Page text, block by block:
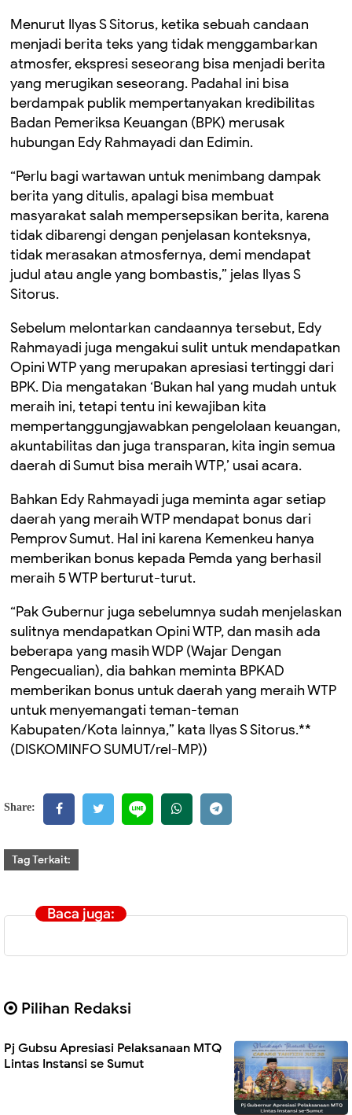
Menurut Ilyas S Sitorus, ketika sebuah candaan
menjadi berita teks yang tidak menggambarkan
atmosfer, ekspresi seseorang bisa menjadi berita
yang merugikan seseorang. Padahal ini bisa
berdampak publik mempertanyakan kredibilitas
Badan Pemeriksa Keuangan (BPK) merusak
hubungan Edy Rahmayadi dan Edimin.
“Perlu bagi wartawan untuk menimbang dampak
berita yang ditulis, apalagi bisa membuat
masyarakat salah mempersepsikan berita, karena
tidak dibarengi dengan penjelasan konteksnya,
tidak merasakan atmosfernya, demi mendapat
judul atau angle yang bombastis,” jelas Ilyas S
Sitorus.
Sebelum melontarkan candaannya tersebut, Edy
Rahmayadi juga mengakui sulit untuk mendapatkan
Opini WTP yang merupakan apresiasi tertinggi dari
BPK. Dia mengatakan ‘Bukan hal yang mudah untuk
meraih ini, tetapi tentu ini kewajiban kita
mempertanggungjawabkan pengelolaan keuangan,
akuntabilitas dan juga transparan, kita ingin semua
daerah di Sumut bisa meraih WTP,’ usai acara.
Bahkan Edy Rahmayadi juga meminta agar setiap
daerah yang meraih WTP mendapat bonus dari
Pemprov Sumut. Hal ini karena Kemenkeu hanya
memberikan bonus kepada Pemda yang berhasil
meraih 5 WTP berturut-turut.
“Pak Gubernur juga sebelumnya sudah menjelaskan
sulitnya mendapatkan Opini WTP, dan masih ada
beberapa yang masih WDP (Wajar Dengan
Pengecualian), dia bahkan meminta BPKAD
memberikan bonus untuk daerah yang meraih WTP
untuk menyemangati teman-teman
Kabupaten/Kota lainnya,” kata Ilyas S Sitorus.**
(DISKOMINFO SUMUT/rel-MP))
Share:
Tag Terkait:
Baca juga:
Pilihan Redaksi
Pj Gubsu Apresiasi Pelaksanaan MTQ
Lintas Instansi se Sumut